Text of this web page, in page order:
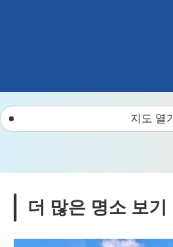
지도 열기
더 많은 명소 보기